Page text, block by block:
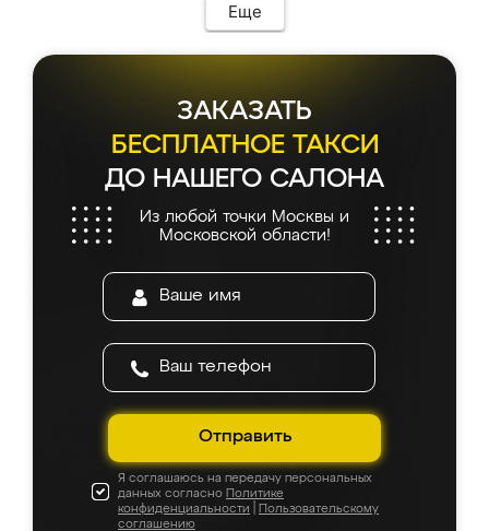
Еще
ЗАКАЗАТЬ
БЕСПЛАТНОЕ ТАКСИ
ДО НАШЕГО САЛОНА
Из любой точки Москвы и
Московской области!
Отправить
Я соглашаюсь на передачу персональных
данных согласно Политике
конфиденциальности
Пользовательскому
соглашению